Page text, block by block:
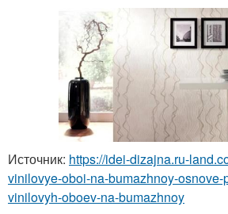
Источник: https://idei-dizajna.ru-
vinilovye-oboi-na-bumazhnoy-
vinilovyh-oboev-na-bumazhnoy